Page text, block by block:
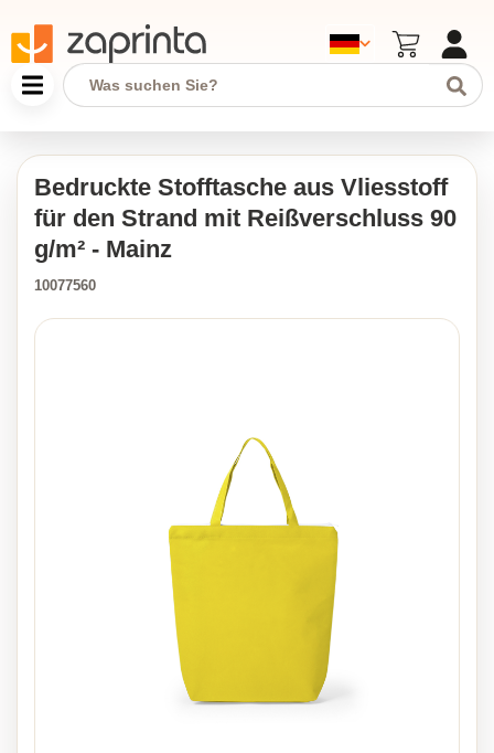
Bedruckte Stofftasche aus Vliesstoff
für den Strand mit Reißverschluss 90
g/m² - Mainz
10077560